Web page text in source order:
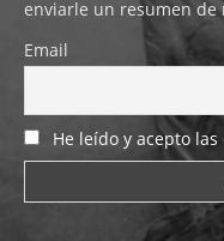
enviarle un resumen de
Email
He leído y acepto